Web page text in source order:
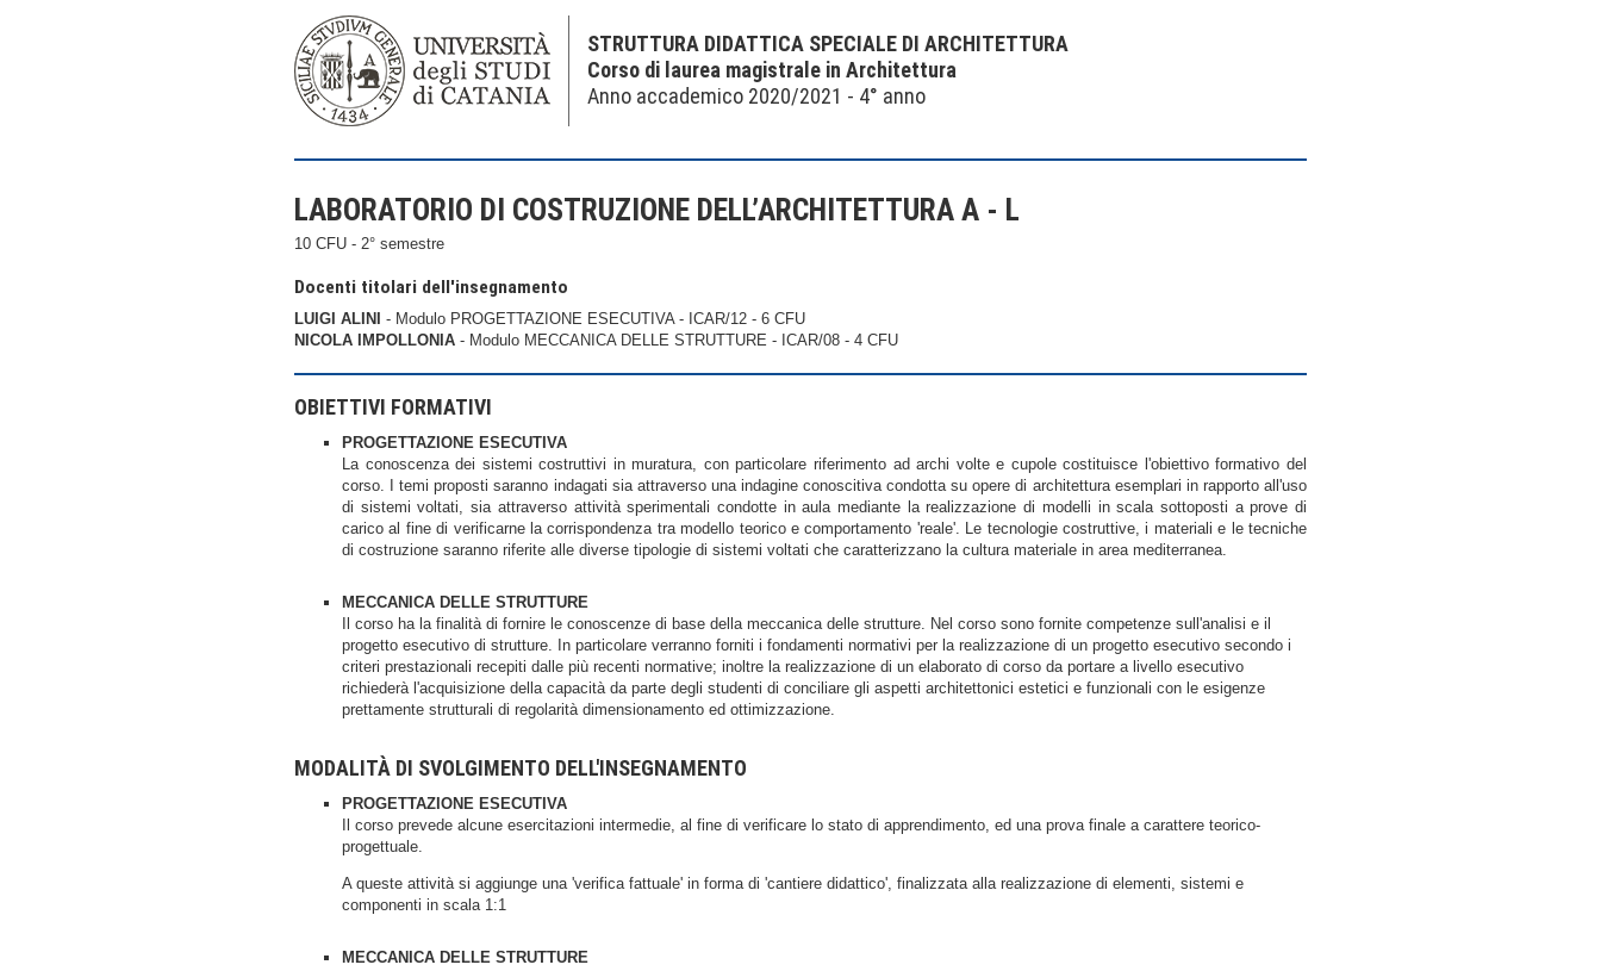
STRUTTURA DIDATTICA SPECIALE DI ARCHITETTURA
Corso di laurea magistrale in Architettura
Anno accademico 2020/2021 - 4° anno
LABORATORIO DI COSTRUZIONE DELL’ARCHITETTURA A - L
10 CFU - 2° semestre
Docenti titolari dell'insegnamento
LUIGI ALINI - Modulo PROGETTAZIONE ESECUTIVA - ICAR/12 - 6 CFU
NICOLA IMPOLLONIA - Modulo MECCANICA DELLE STRUTTURE - ICAR/08 - 4 CFU
OBIETTIVI FORMATIVI
PROGETTAZIONE ESECUTIVA
La conoscenza dei sistemi costruttivi in muratura, con particolare riferimento ad archi volte e cupole costituisce l'obiettivo formativo del
corso. I temi proposti saranno indagati sia attraverso una indagine conoscitiva condotta su opere di architettura esemplari in rapporto all'uso
di sistemi voltati, sia attraverso attività sperimentali condotte in aula mediante la realizzazione di modelli in scala sottoposti a prove di
carico al fine di verificarne la corrispondenza tra modello teorico e comportamento 'reale'. Le tecnologie costruttive, i materiali e le tecniche
di costruzione saranno riferite alle diverse tipologie di sistemi voltati che caratterizzano la cultura materiale in area mediterranea.
MECCANICA DELLE STRUTTURE
Il corso ha la finalità di fornire le conoscenze di base della meccanica delle strutture. Nel corso sono fornite competenze sull'analisi e il
progetto esecutivo di strutture. In particolare verranno forniti i fondamenti normativi per la realizzazione di un progetto esecutivo secondo i
criteri prestazionali recepiti dalle più recenti normative; inoltre la realizzazione di un elaborato di corso da portare a livello esecutivo
richiederà l'acquisizione della capacità da parte degli studenti di conciliare gli aspetti architettonici estetici e funzionali con le esigenze
prettamente strutturali di regolarità dimensionamento ed ottimizzazione.
MODALITÀ DI SVOLGIMENTO DELL'INSEGNAMENTO
PROGETTAZIONE ESECUTIVA
Il corso prevede alcune esercitazioni intermedie, al fine di verificare lo stato di apprendimento, ed una prova finale a carattere teorico-
progettuale.
A queste attività si aggiunge una 'verifica fattuale' in forma di 'cantiere didattico', finalizzata alla realizzazione di elementi, sistemi e
componenti in scala 1:1
MECCANICA DELLE STRUTTURE